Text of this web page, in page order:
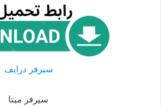
سيرفر درايف
سيرفر ميتا